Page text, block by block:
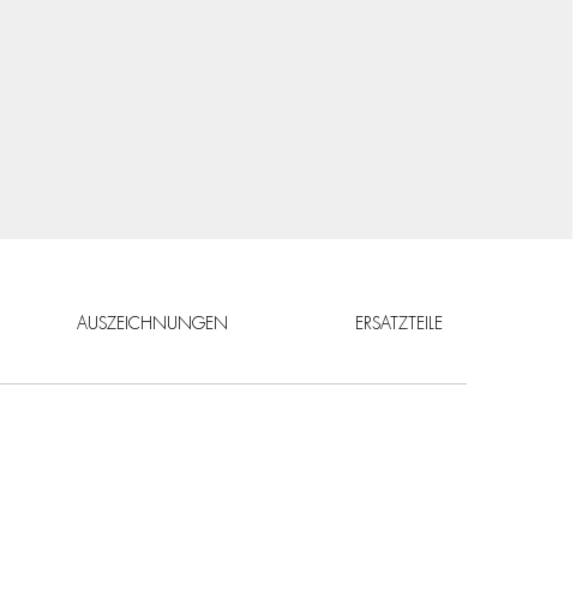
AUSZEICHNUNGEN ERSATZTEILE